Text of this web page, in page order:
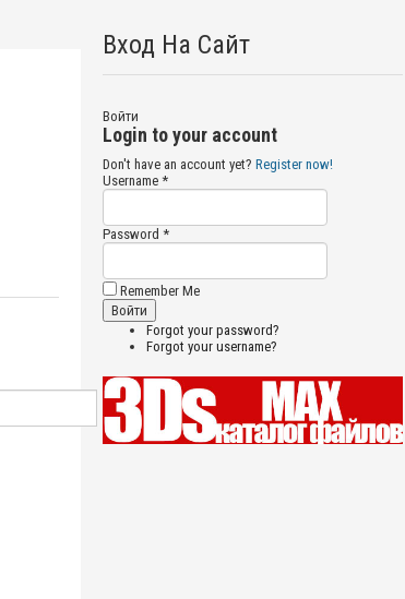
Вход На Сайт
Войти
Login to your account
Don't have an account yet? Register now!
Username *
Password *
Remember Me
Forgot your password?
Forgot your username?